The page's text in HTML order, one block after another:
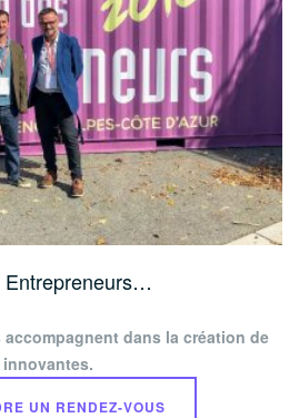
Entrepreneurs…
dans la création de
UN RENDEZ-VOUS